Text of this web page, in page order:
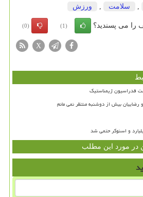
سلامت ورزش
را می پسندید؟ (1)
(0)
X
رضاییان بیش از دوشنبه منتظر نمی مانم
و اسنوکر حتمی شد
در مورد این مطلب